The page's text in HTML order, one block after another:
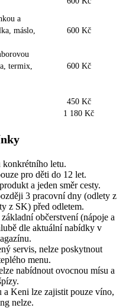
a
máslo,
600 Kč
termix,
600 Kč
450 Kč
1 180 Kč
letu.
pro děti do 12 let.
a jeden směr cesty.
3 pracovní dny (odlety z
z SK) před odletem.
občerstvení (nápoje a
dle aktuální nabídky v
servis, nelze poskytnout
menu.
nabídnout ovocnou mísu a
a Keni lze zajistit pouze víno,
nelze.